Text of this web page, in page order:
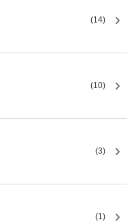
(14)
(10)
(3)
(1)